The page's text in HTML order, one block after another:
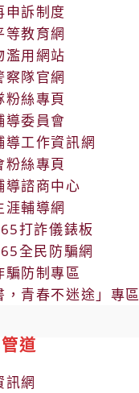
申訴制度
等教育網
濫用網站
察隊官網
粉絲專頁
導委員會
導工作資訊網
粉絲專頁
導諮商中心
涯輔導網
打詐儀錶板
全民防騙網
騙防制專區
，青春不迷途」專區
道
訊網